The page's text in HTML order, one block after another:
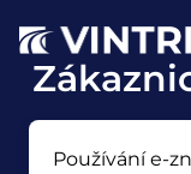
Používání e-